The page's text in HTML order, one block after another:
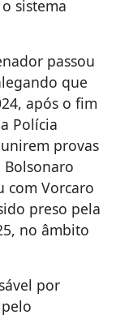
sistema
passou
que
após o fim
Polícia
provas
com Vorcaro
preso pela
no âmbito
por